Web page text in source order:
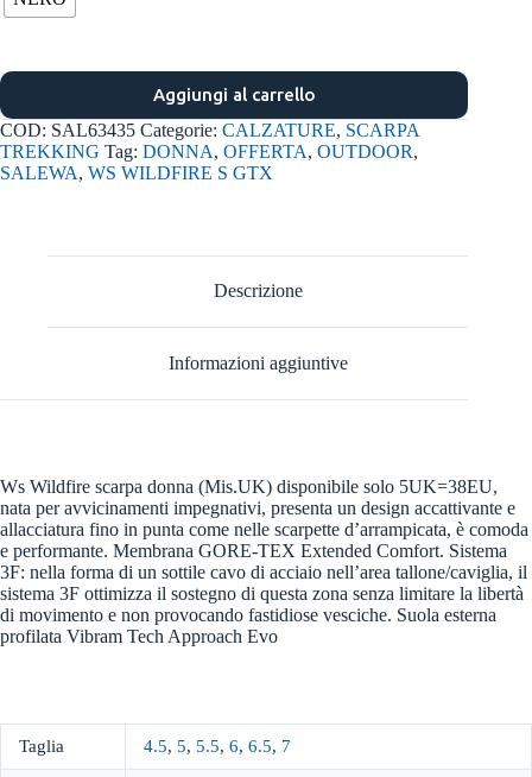
Aggiungi al carrello
COD: SAL63435 Categorie: CALZATURE, SCARPA
TREKKING Tag: DONNA, OFFERTA, OUTDOOR,
SALEWA, WS WILDFIRE S GTX
Descrizione
Informazioni aggiuntive
Ws Wildfire scarpa donna (Mis.UK) disponibile solo 5UK=38EU,
nata per avvicinamenti impegnativi, presenta un design accattivante e
allacciatura fino in punta come nelle scarpette d’arrampicata, è comoda
e performante. Membrana GORE-TEX Extended Comfort. Sistema
3F: nella forma di un sottile cavo di acciaio nell’area tallone/caviglia, il
sistema 3F ottimizza il sostegno di questa zona senza limitare la libertà
di movimento e non provocando fastidiose vesciche. Suola esterna
profilata Vibram Tech Approach Evo
Taglia 4.5, 5, 5.5, 6, 6.5, 7